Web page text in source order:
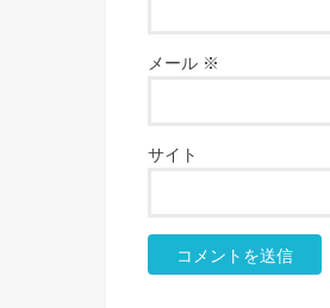
メール ※
サイト